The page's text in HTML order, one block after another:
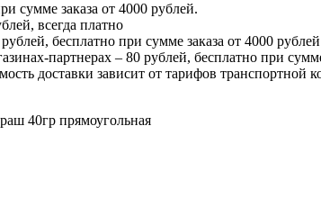
сумме заказа от 4000 рублей.
всегда платно
бесплатно при сумме заказа от 4000 рублей
партнерах – 80 рублей, бесплатно при
доставки зависит от тарифов транспортной
40гр прямоугольная